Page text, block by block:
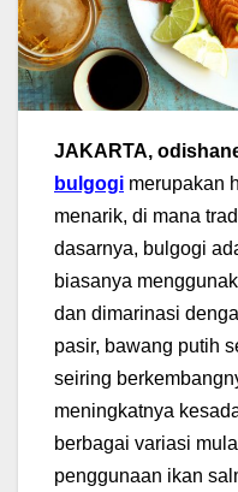
JAKARTA,
bulgogi merupakan
menarik, di mana
dasarnya, bulgogi
biasanya
dan dimarinasi
pasir, bawang putih
seiring
meningkatnya
berbagai variasi
penggunaan ikan